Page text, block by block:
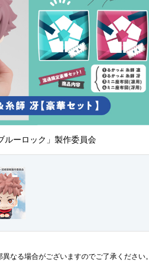
ルーロック」製作委員会
なる場合がございますのでご了承ください。